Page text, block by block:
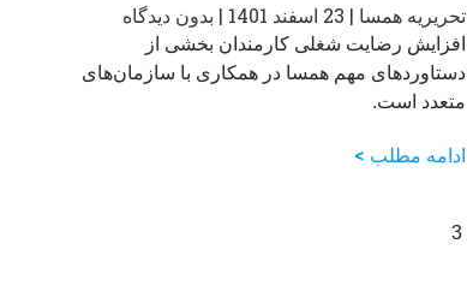
تحریریه همسا بدون دیدگاه
افزایش رضایت شغلی کارمندان بخشی از
دستاوردهای مهم همسا در همکاری با سازمان‌های
متعدد است.
ادامه مطلب >
3